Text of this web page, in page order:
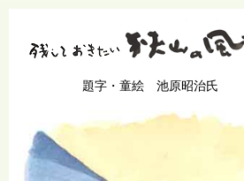
題字・童絵 池原昭治氏